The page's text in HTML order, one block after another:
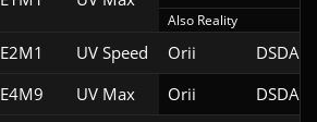
Also Reality
E2M1 UV Speed Orii
DSDA-
E4M9
UV Max Orii DSDA-